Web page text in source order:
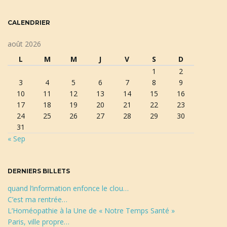
c
CALENDRIER
août 2026
L
M M J V S D
« Sep
1
2
3
4 5 6 7 8
9
10
11 12 13 14 15
16
17
18 19 20 21 22
23
24
25 26 27 28 29
30
31
DERNIERS BILLETS
quand l’information enfonce le clou…
C’est ma rentrée…
L’Homéopathie à la Une de « Notre Temps Santé »
Paris, ville propre…